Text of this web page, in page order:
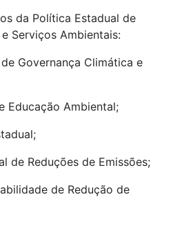
da Política Estadual de
Serviços Ambientais:
Governança Climática e
Educação Ambiental;
de Reduções de Emissões;
de Redução de